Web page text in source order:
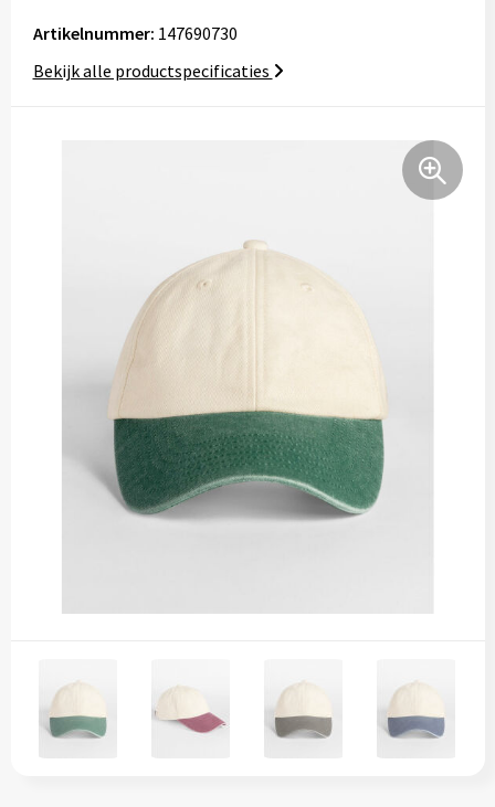
Artikelnummer: 147690730
Bekijk alle productspecificaties